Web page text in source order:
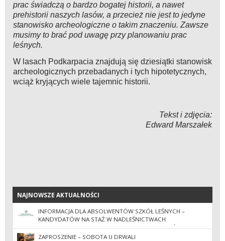
prac świadczą o bardzo bogatej historii, a nawet
prehistorii naszych lasów, a przecież nie jest to jedyne
stanowisko archeologiczne o takim znaczeniu. Zawsze
musimy to brać pod uwagę przy planowaniu prac
leśnych.
W lasach Podkarpacia znajdują się dziesiątki stanowisk
archeologicznych przebadanych i tych hipotetycznych,
wciąż kryjących wiele tajemnic historii.
Tekst i zdjęcia:
Edward Marszałek
NAJNOWSZE AKTUALNOŚCI
NAJNOWSZE AKTUALNOŚCI
INFORMACJA DLA ABSOLWENTÓW SZKÓŁ LEŚNYCH –
KANDYDATÓW NA STAŻ W NADLEŚNICTWACH
ZGRUPOWANYCH W REGIONALNEJ DYREKCJI LASÓW
PAŃSTWOWYCH W KROŚNIE W 2026 ROKU
ZAPROSZENIE – SOBOTA U DRWALI